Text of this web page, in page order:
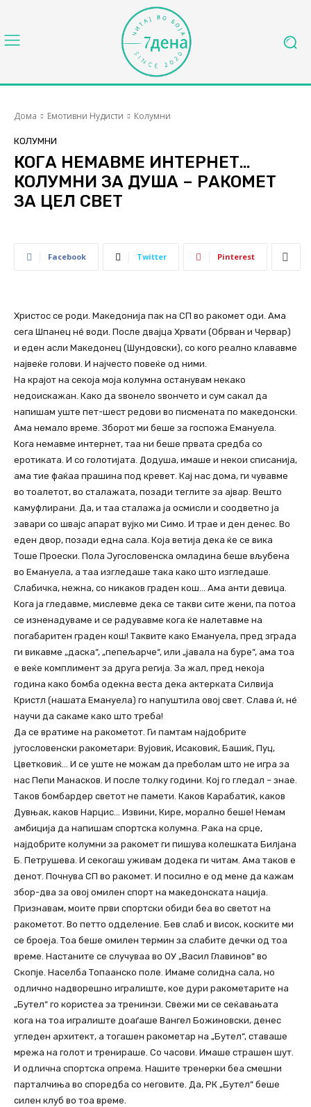
Дома Емотивни Нудисти Колумни
КОЛУМНИ
КОГА НЕМАВМЕ ИНТЕРНЕТ…
КОЛУМНИ ЗА ДУША – РАКОМЕТ
ЗА ЦЕЛ СВЕТ
Facebook Twitter Pinterest
Христос се роди. Македонија пак на СП во ракомет оди. Ама
сега Шпанец нé води. После двајца Хрвати (Обрван и Червар)
и еден асли Македонец (Шундовски), со кого реално клававме
највеќе голови. И најчесто повеќе од ними.
На крајот на секоја моја колумна останувам некако
недоискажан. Како да ѕвонело ѕвончето и сум сакал да
напишам уште пет-шест редови во писмената по македонски.
Ама немало време. Зборот ми беше за госпожа Емануела.
Кога немавме интернет, таа ни беше првата средба со
еротиката. И со голотијата. Додуша, имаше и некои списанија,
ама тие фаќаа прашина под кревет. Кај нас дома, ги чувавме
во тоалетот, во сталажата, позади теглите за ајвар. Вешто
камуфлирани. Да, и таа сталажа ја осмисли и соодветно ја
завари со швајс апарат вујко ми Симо. И трае и ден денес. Во
еден двор, позади една сала. Која ветија дека ќе се вика
Тоше Проески. Пола Југословенска омладина беше вљубена
во Емануела, а таа изгледаше така како што изгледаше.
Слабичка, нежна, со никаков граден кош… Ама анти девица.
Кога ја гледавме, мислевме дека се такви сите жени, па потоа
се изненадуваме и се радувавме кога ќе налетавме на
погабаритен граден кош! Таквите како Емануела, пред зграда
ги викавме „даска“, „пепељарче“, или „јавала на буре“, ама тоа
е веќе комплимент за друга регија. За жал, пред некоја
година како бомба одекна веста дека актерката Силвија
Кристл (нашата Емануела) го напуштила овој свет. Слава ѝ, нé
научи да сакаме како што треба!
Да се вратиме на ракометот. Ги памтам најдобрите
југословенски ракометари: Вујовиќ, Исаковиќ, Башиќ, Пуц,
Цветковиќ… И се уште не можам да преболам што не игра за
нас Пепи Манасков. И после толку години. Кој го гледал – знае.
Таков бомбардер светот не памети. Каков Карабатиќ, каков
Дувњак, каков Нарцис… Извини, Кире, морално беше! Немам
амбиција да напишам спортска колумна. Рака на срце,
најдобрите колумни за ракомет ги пишува колешката Билјана
Б. Петрушева. И секогаш уживам додека ги читам. Ама таков е
денот. Почнува СП во ракомет. И посилно е од мене да кажам
збор-два за овој омилен спорт на македонската нација.
Признавам, моите први спортски обиди беа во светот на
ракометот. Во петто одделение. Бев слаб и висок, коските ми
се броеја. Тоа беше омилен термин за слабите дечки од тоа
време. Настаните се случуваа во ОУ „Васил Главинов“ во
Скопје. Населба Топаанско поле. Имаме солидна сала, но
одлично надворешно игралиште, кое дури ракометарите на
„Бутел“ го користеа за тренинзи. Свежи ми се сеќавањата
кога на тоа игралиште доаѓаше Вангел Божиновски, денес
угледен архитект, а тогашен ракометар на „Бутел“, ставаше
мрежа на голот и тренираше. Со часови. Имаше страшен шут.
И одлична спортска опрема. Нашите тренерки беа смешни
парталчиња во споредба со неговите. Да, РК „Бутел“ беше
силен клуб во тоа време.